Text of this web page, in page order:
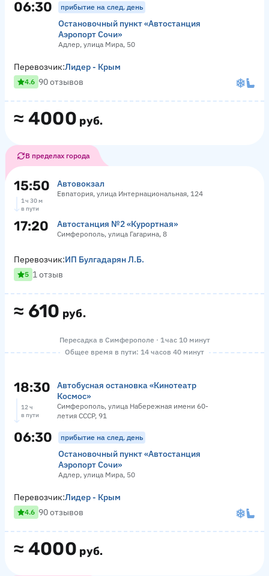
06:30 прибытие на след. день
Остановочный пункт «Автостанция
Аэропорт Сочи»
Адлер, улица Мира, 50
≈ 4000 руб.
Перевозчик:Лидер - Крым
4.6 90 отзывов
В пределах города
15:50 Автовокзал
Евпатория, улица Интернациональная, 124
1 ч 30 м
в пути
17:20 Автостанция №2 «Курортная»
Симферополь, улица Гагарина, 8
≈ 610 руб.
Перевозчик:ИП Булгадарян Л.Б.
5 1 отзыв
Пересадка в Симферополе · 1 час 10 минут
Общее время в пути: 14 часов 40 минут
18:30
Автобусная остановка «Кинотеатр
Космос»
Симферополь, улица Набережная имени 60-
летия СССР, 91
12 ч
в пути
06:30 прибытие на след. день
Остановочный пункт «Автостанция
Аэропорт Сочи»
Адлер, улица Мира, 50
≈ 4000 руб.
Перевозчик:Лидер - Крым
4.6 90 отзывов